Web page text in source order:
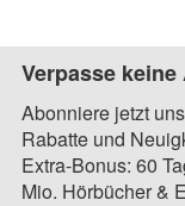
Verpasse
Abonniere jetzt
Rabatte und
Extra-Bonus: 60
Mio. Hörbücher &